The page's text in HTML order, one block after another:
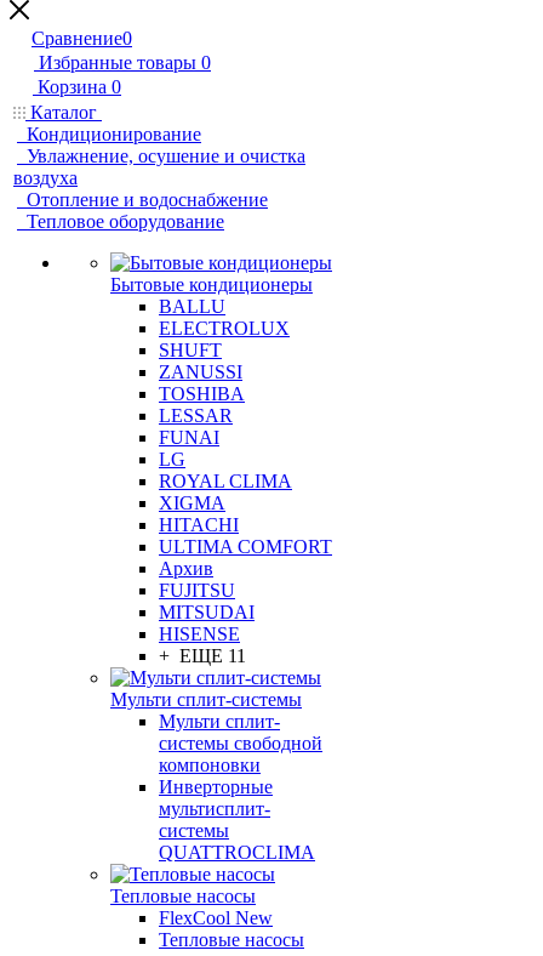
Сравнение0
Избранные товары 0
Корзина 0
Каталог
Кондиционирование
Увлажнение, осушение и очистка
воздуха
Отопление и водоснабжение
Тепловое оборудование
Бытовые кондиционеры
BALLU
ELECTROLUX
SHUFT
ZANUSSI
TOSHIBA
LESSAR
FUNAI
LG
ROYAL CLIMA
XIGMA
HITACHI
ULTIMA COMFORT
Архив
FUJITSU
MITSUDAI
HISENSE
+ ЕЩЕ 11
Мульти сплит-системы
Мульти сплит-
системы свободной
компоновки
Инверторные
мультисплит-
системы
QUATTROCLIMA
Тепловые насосы
FlexCool New
Тепловые насосы